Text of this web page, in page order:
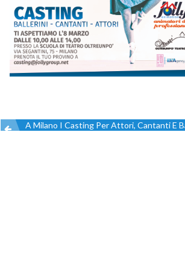
Navigazione
A Milano I Casting Per Attori, Cantanti E